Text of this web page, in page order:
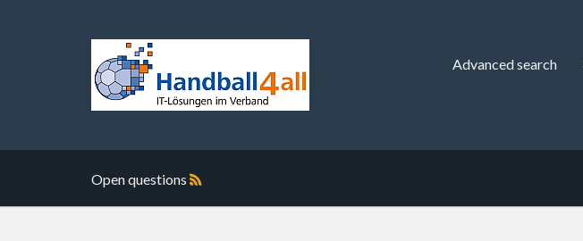
Advanced search
Open questions